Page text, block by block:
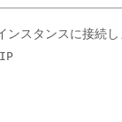
スタンスに接続し